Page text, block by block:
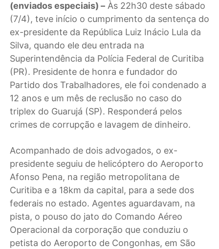
(enviados especiais) – Às 22h30 deste sábado
(7/4), teve início o cumprimento da sentença do
ex-presidente da República Luiz Inácio Lula da
Silva, quando ele deu entrada na
Superintendência da Polícia Federal de Curitiba
(PR). Presidente de honra e fundador do
Partido dos Trabalhadores, ele foi condenado a
12 anos e um mês de reclusão no caso do
triplex do Guarujá (SP). Responderá pelos
crimes de corrupção e lavagem de dinheiro.
Acompanhado de dois advogados, o ex-
presidente seguiu de helicóptero do Aeroporto
Afonso Pena, na região metropolitana de
Curitiba e a 18km da capital, para a sede dos
federais no estado. Agentes aguardavam, na
pista, o pouso do jato do Comando Aéreo
Operacional da corporação que conduziu o
petista do Aeroporto de Congonhas, em São